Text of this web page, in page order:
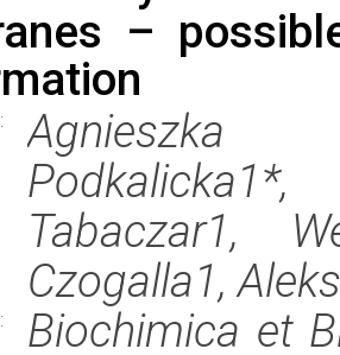
–
Agnieszka
Tabaczar1,
Czogalla1,
Biochimica et